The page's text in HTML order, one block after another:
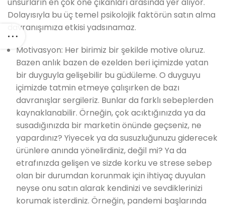
Dolayısıyla bu üç temel psikolojik faktörün satın alma
davranışımıza etkisi yadsınamaz.
Motivasyon: Her birimiz bir şekilde motive oluruz.
Bazen anlık bazen de ezelden beri içimizde yatan
bir duyguyla gelişebilir bu güdüleme. O duyguyu
içimizde tatmin etmeye çalışırken de bazı
davranışlar sergileriz. Bunlar da farklı sebeplerden
kaynaklanabilir. Örneğin, çok acıktığınızda ya da
susadığınızda bir marketin önünde geçseniz, ne
yapardınız? Yiyecek ya da susuzluğunuzu giderecek
ürünlere anında yönelirdiniz, değil mi? Ya da
etrafınızda gelişen ve sizde korku ve strese sebep
olan bir durumdan korunmak için ihtiyaç duyulan
neyse onu satın alarak kendinizi ve sevdiklerinizi
korumak isterdiniz. Örneğin, pandemi başlarında